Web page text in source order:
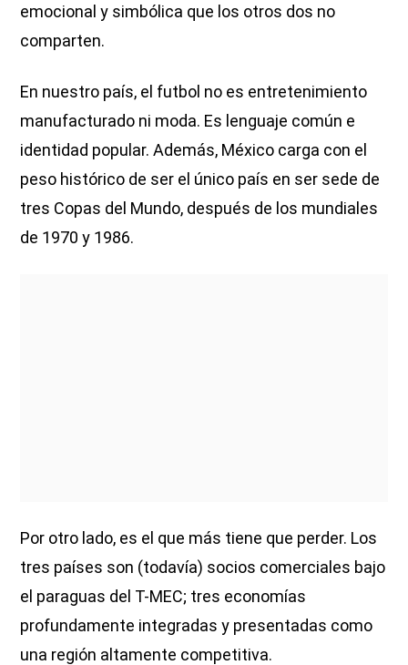
emocional y simbólica que los otros dos no
comparten.
En nuestro país, el futbol no es entretenimiento
manufacturado ni moda. Es lenguaje común e
identidad popular. Además, México carga con el
peso histórico de ser el único país en ser sede de
tres Copas del Mundo, después de los mundiales
de 1970 y 1986.
Por otro lado, es el que más tiene que perder. Los
tres países son (todavía) socios comerciales bajo
el paraguas del T-MEC; tres economías
profundamente integradas y presentadas como
una región altamente competitiva.